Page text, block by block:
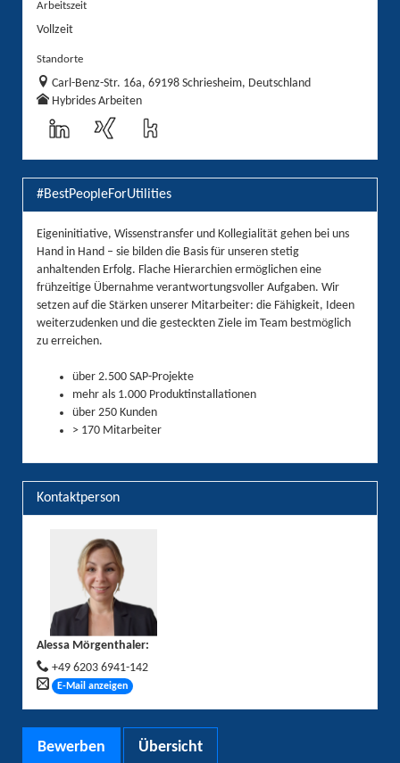
Arbeitszeit
Vollzeit
Standorte
Carl-Benz-Str. 16a, 69198 Schriesheim, Deutschland
Hybrides Arbeiten
#BestPeopleForUtilities
Eigeninitiative, Wissenstransfer und Kollegialität gehen bei uns
Hand in Hand – sie bilden die Basis für unseren stetig
anhaltenden Erfolg. Flache Hierarchien ermöglichen eine
frühzeitige Übernahme verantwortungsvoller Aufgaben. Wir
setzen auf die Stärken unserer Mitarbeiter: die Fähigkeit, Ideen
weiterzudenken und die gesteckten Ziele im Team bestmöglich
zu erreichen.
über 2.500 SAP-Projekte
mehr als 1.000 Produktinstallationen
über 250 Kunden
> 170 Mitarbeiter
Kontaktperson
Alessa Mörgenthaler:
+49 6203 6941-142
E-Mail anzeigen
Bewerben Übersicht